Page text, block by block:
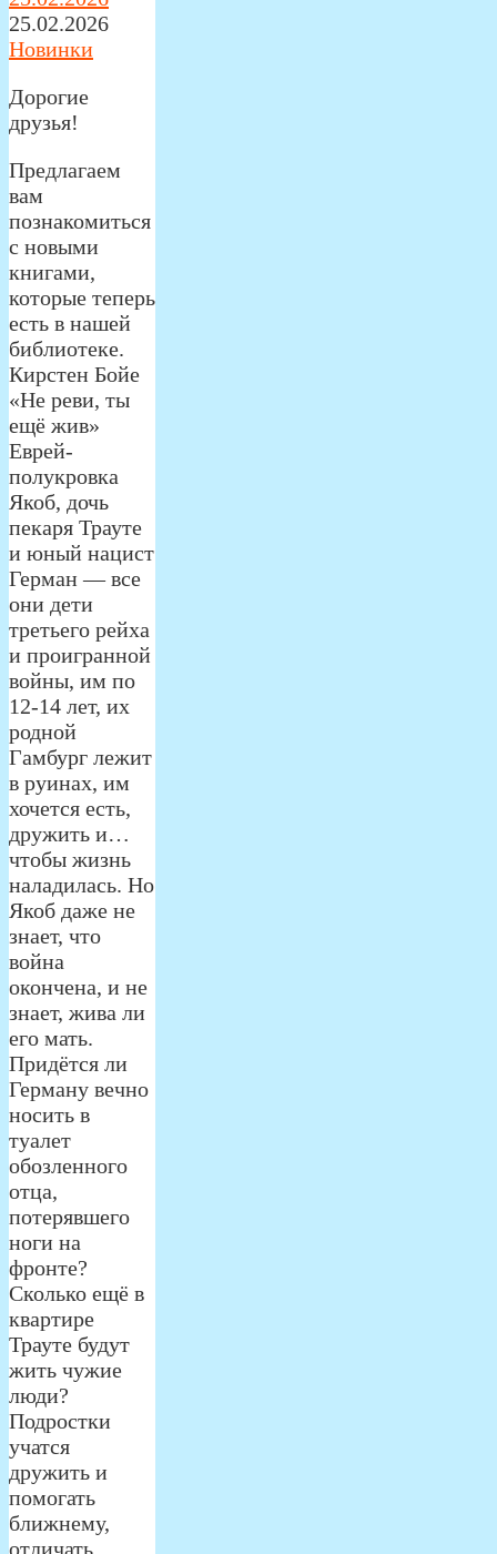
25.02.2026
Новинки
Дорогие
друзья!
Предлагаем
вам
познакомиться
с новыми
книгами,
которые теперь
есть в нашей
библиотеке.
Кирстен Бойе
«Не реви, ты
ещё жив»
Еврей-
полукровка
Якоб, дочь
пекаря Трауте
и юный нацист
Герман — все
они дети
третьего рейха
и проигранной
войны, им по
12-14 лет, их
родной
Гамбург лежит
в руинах, им
хочется есть,
дружить и…
чтобы жизнь
наладилась. Но
Якоб даже не
знает, что
война
окончена, и не
знает, жива ли
его мать.
Придётся ли
Герману вечно
носить в
туалет
обозленного
отца,
потерявшего
ноги на
фронте?
Сколько ещё в
квартире
Трауте будут
жить чужие
люди?
Подростки
учатся
дружить и
помогать
ближнему,
отличать